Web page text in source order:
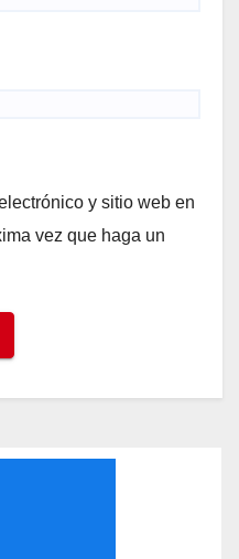
y sitio web en
vez que haga un